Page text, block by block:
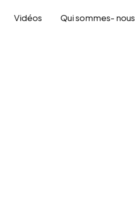
Vidéos Qui sommes- nous